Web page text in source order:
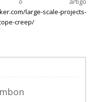
large-scale-projects-
creep/